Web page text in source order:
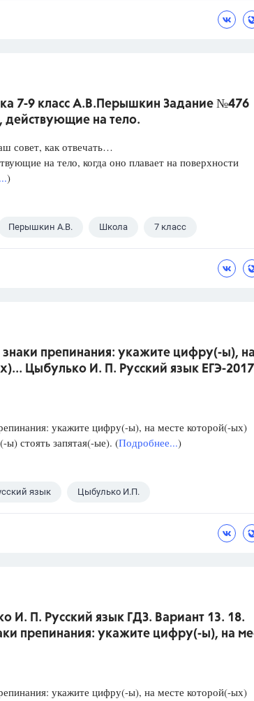
7-9 класс А.В.Перышкин Задание №476
действующие на тело.
совет, как отвечать…
на тело, когда оно плавает на поверхности
)
Перышкин А.В. Школа 7 класс
знаки препинания: укажите цифру(-ы),
Цыбулько И. П. Русский язык ЕГЭ-
укажите цифру(-ы), на месте которой(-ых)
стоять запятая(-ые). (Подробнее...)
язык Цыбулько И.П.
И. П. Русский язык ГДЗ. Вариант 13. 18.
препинания: укажите цифру(-ы), на
укажите цифру(-ы), на месте которой(-ых)